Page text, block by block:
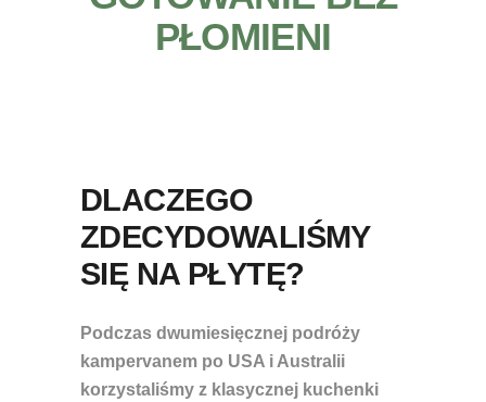
PŁOMIENI
DLACZEGO
ZDECYDOWALIŚMY
SIĘ NA PŁYTĘ?
Podczas dwumiesięcznej podróży
kampervanem po USA i Australii
korzystaliśmy z klasycznej kuchenki